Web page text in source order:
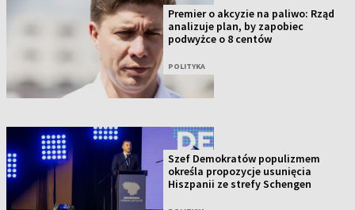
Premier o akcyzie na paliwo: Rząd
analizuje plan, by zapobiec
podwyżce o 8 centów
POLITYKA
Szef Demokratów populizmem
określa propozycje usunięcia
Hiszpanii ze strefy Schengen